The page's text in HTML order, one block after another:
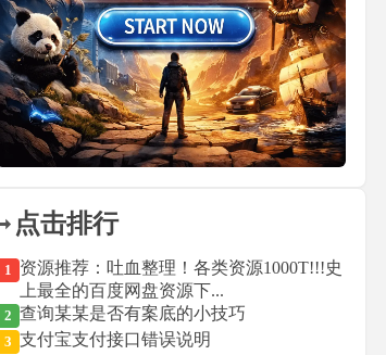
点击排行
1 资源推荐：吐血整理！各类资源1000T!!!史
上最全的百度网盘资源下...
2 查询某某是否有案底的小技巧
3 支付宝支付接口错误说明